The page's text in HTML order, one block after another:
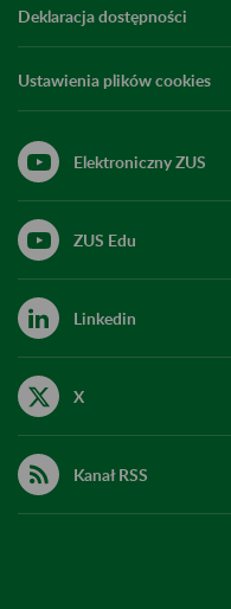
Deklaracja dostępności
Ustawienia plików cookies
Elektroniczny ZUS
ZUS Edu
Linkedin
X
Kanał RSS